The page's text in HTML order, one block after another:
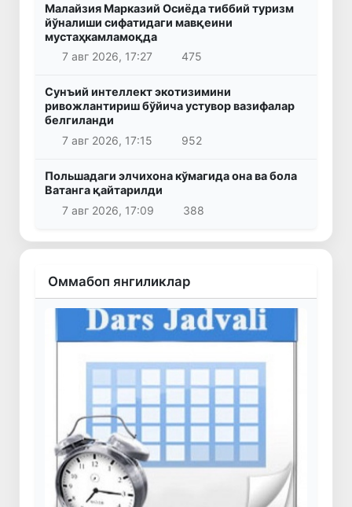
Малайзия Марказий Осиёда тиббий туризм
йўналиши сифатидаги мавқеини
мустаҳкамламоқда
7 авг 2026, 17:27
475
Сунъий интеллект экотизимини
ривожлантириш бўйича устувор вазифалар
белгиланди
7 авг 2026, 17:15
952
Польшадаги элчихона кўмагида она ва бола
Ватанга қайтарилди
7 авг 2026, 17:09
388
Оммабоп янгиликлар